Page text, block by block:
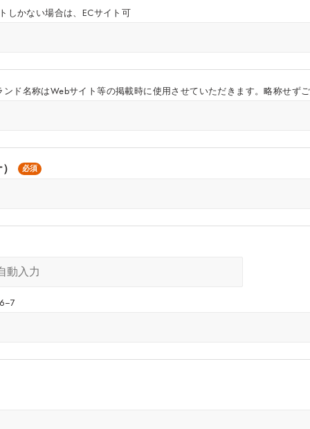
しかない場合は、ECサイト可
ド名称はWebサイト等の掲載時に使用させていただきます。略称せずご
必須